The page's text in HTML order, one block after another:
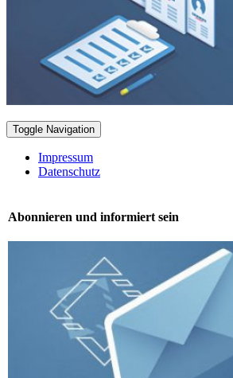
Toggle Navigation
Impressum
Datenschutz
Abonnieren und informiert sein